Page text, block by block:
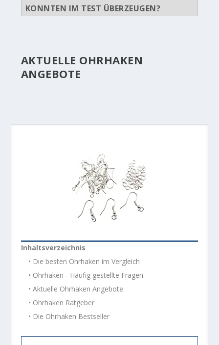
KONNTEN IM TEST ÜBERZEUGEN?
AKTUELLE OHRHAKEN
ANGEBOTE
Inhaltsverzeichnis
• Die besten Ohrhaken im Vergleich
• Ohrhaken - Häufig gestellte Fragen
• Aktuelle Ohrhaken Angebote
• Ohrhaken Ratgeber
• Die Ohrhaken Bestseller